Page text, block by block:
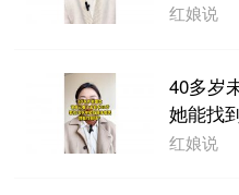
红娘说
40多岁
她能找
红娘说